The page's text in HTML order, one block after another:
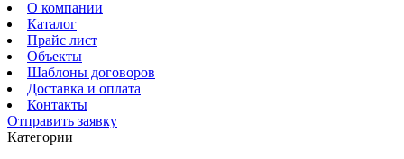
О компании
Каталог
Прайс лист
Объекты
Шаблоны договоров
Доставка и оплата
Контакты
Отправить заявку
Категории